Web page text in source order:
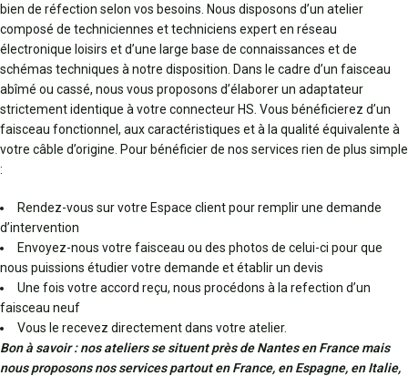
bien de réfection selon vos besoins. Nous disposons d’un atelier
composé de techniciennes et techniciens expert en réseau
électronique loisirs et d’une large base de connaissances et de
schémas techniques à notre disposition. Dans le cadre d’un faisceau
abîmé ou cassé, nous vous proposons d’élaborer un adaptateur
strictement identique à votre connecteur HS. Vous bénéficierez d’un
faisceau fonctionnel, aux caractéristiques et à la qualité équivalente à
votre câble d’origine. Pour bénéficier de nos services rien de plus simple
:
Rendez-vous sur votre Espace client pour remplir une demande
d’intervention
Envoyez-nous votre faisceau ou des photos de celui-ci pour que
nous puissions étudier votre demande et établir un devis
Une fois votre accord reçu, nous procédons à la refection d’un
faisceau neuf
Vous le recevez directement dans votre atelier.
Bon à savoir : nos ateliers se situent près de Nantes en France mais
nous proposons nos services partout en France, en Espagne, en Italie,